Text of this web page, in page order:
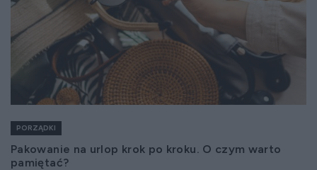
PORZĄDKI
Pakowanie na urlop krok po kroku. O czym warto
pamiętać?